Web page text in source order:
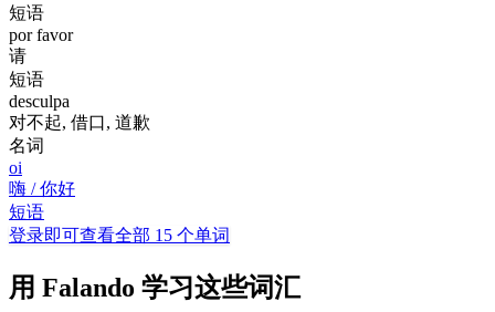
短语
por favor
请
短语
desculpa
对不起, 借口, 道歉
名词
oi
嗨 / 你好
短语
登录即可查看全部 15 个单词
用 Falando 学习这些词汇